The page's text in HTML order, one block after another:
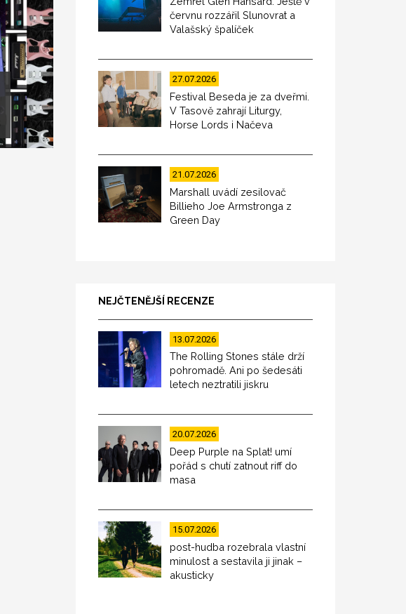
červnu rozzářil Slunovrat a
Valašský špalíček
27.07.2026
Festival Beseda je za dveřmi.
V Tasově zahrají Liturgy,
Horse Lords i Načeva
21.07.2026
Marshall uvádí zesilovač
Billieho Joe Armstronga z
Green Day
NEJČTENĚJŠÍ RECENZE
13.07.2026
The Rolling Stones stále drží
pohromadě. Ani po šedesáti
letech neztratili jiskru
20.07.2026
Deep Purple na Splat! umí
pořád s chutí zatnout riff do
masa
15.07.2026
post-hudba rozebrala vlastní
minulost a sestavila ji jinak –
akusticky